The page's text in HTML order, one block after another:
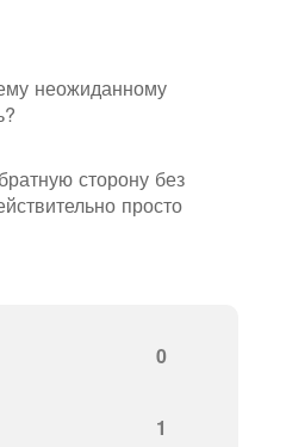
неожиданному
сторону без
просто
0
1